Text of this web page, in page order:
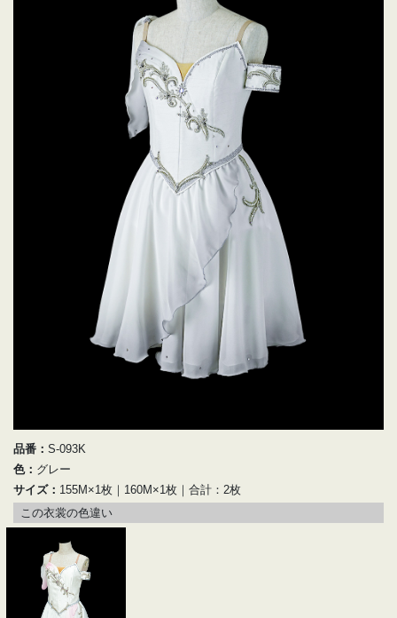
品番： S-093K
色： グレー
サイズ： 155M×1枚｜160M×1枚｜合計：2枚
この衣裳の色違い